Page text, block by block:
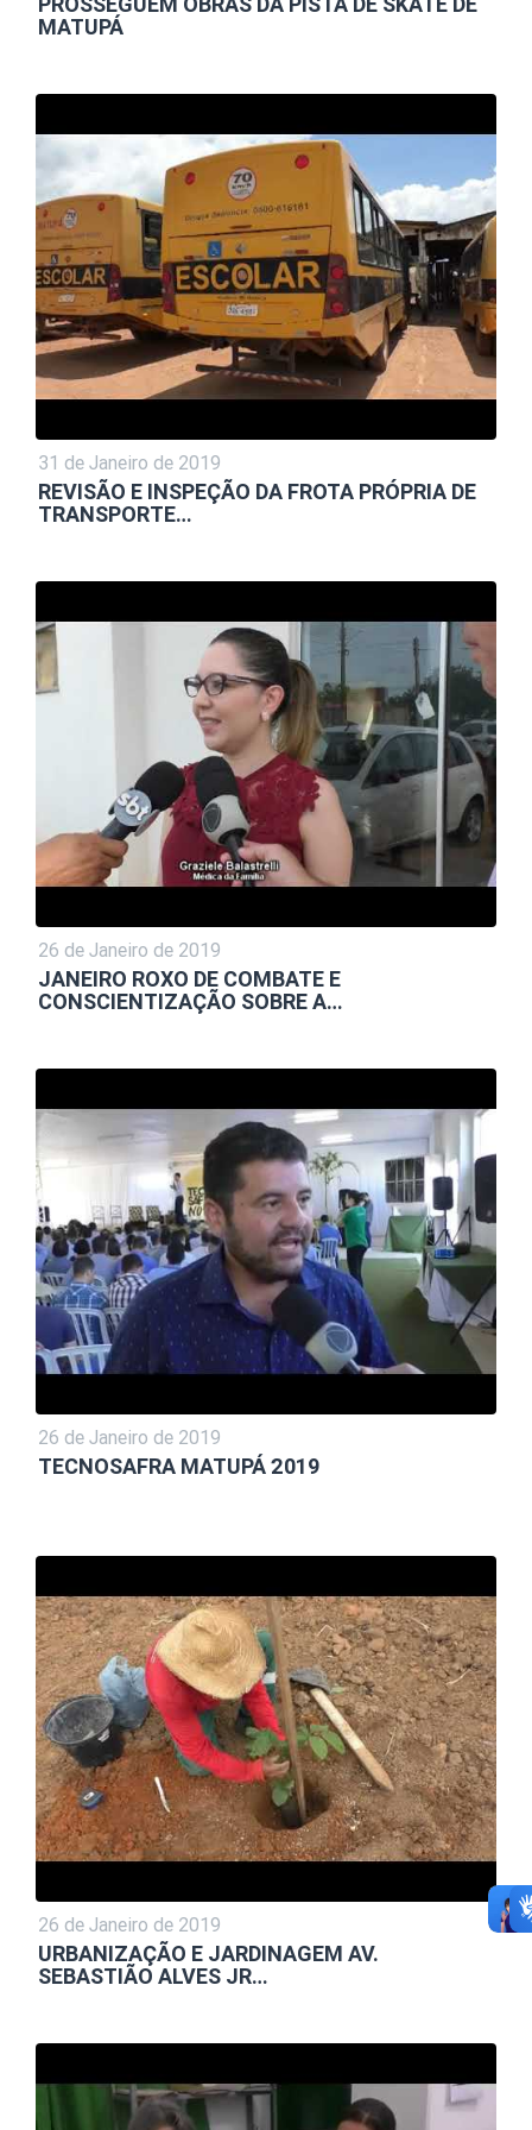
MATUPÁ
31 de Janeiro de 2019
REVISÃO E INSPEÇÃO DA FROTA PRÓPRIA DE
TRANSPORTE…
26 de Janeiro de 2019
JANEIRO ROXO DE COMBATE E
CONSCIENTIZAÇÃO SOBRE A…
26 de Janeiro de 2019
TECNOSAFRA MATUPÁ 2019
26 de Janeiro de 2019
URBANIZAÇÃO E JARDINAGEM AV.
SEBASTIÃO ALVES JR…